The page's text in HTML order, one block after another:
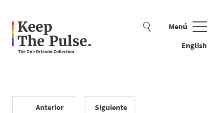
Menú
English
Cerrar
Anterior Siguiente